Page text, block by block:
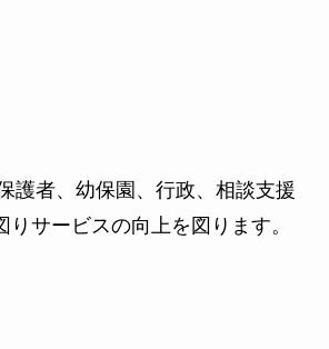
護者、幼保園、行政、相談支援
サービスの向上を図ります。